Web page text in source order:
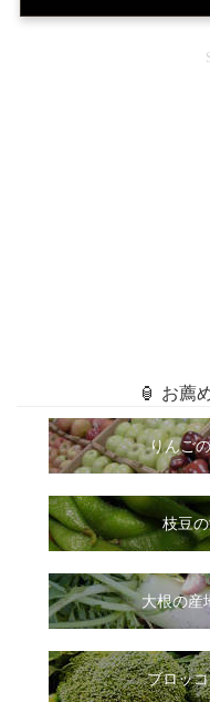
🏮 お薦
りんご
枝豆
大根の産
ブロッ